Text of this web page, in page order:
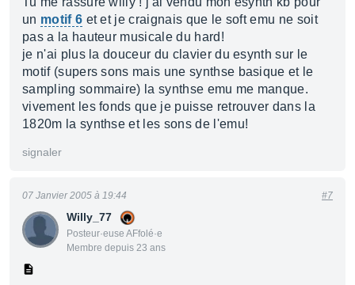
un motif 6 et et je craignais que le soft emu ne soit
pas a la hauteur musicale du hard!
je n'ai plus la douceur du clavier du esynth sur le
motif (supers sons mais une synthse basique et le
sampling sommaire) la synthse emu me manque.
vivement les fonds que je puisse retrouver dans la
1820m la synthse et les sons de l'emu!
signaler
Willy_77
Posteur·euse AFfolé·e
Membre depuis 23 ans
07 Janvier 2005 à 19:44 #7